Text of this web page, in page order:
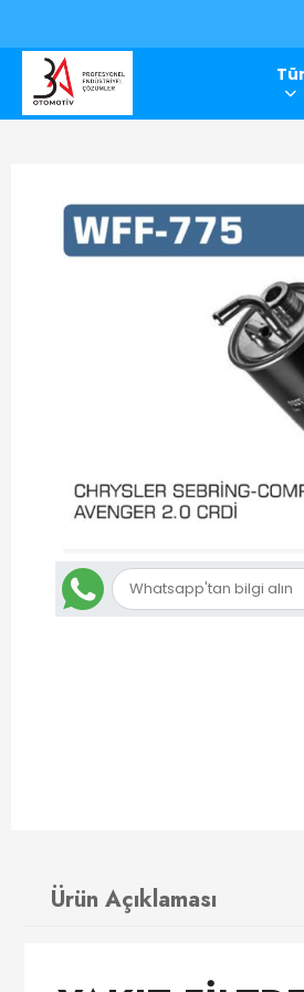
Ürün Açıklaması